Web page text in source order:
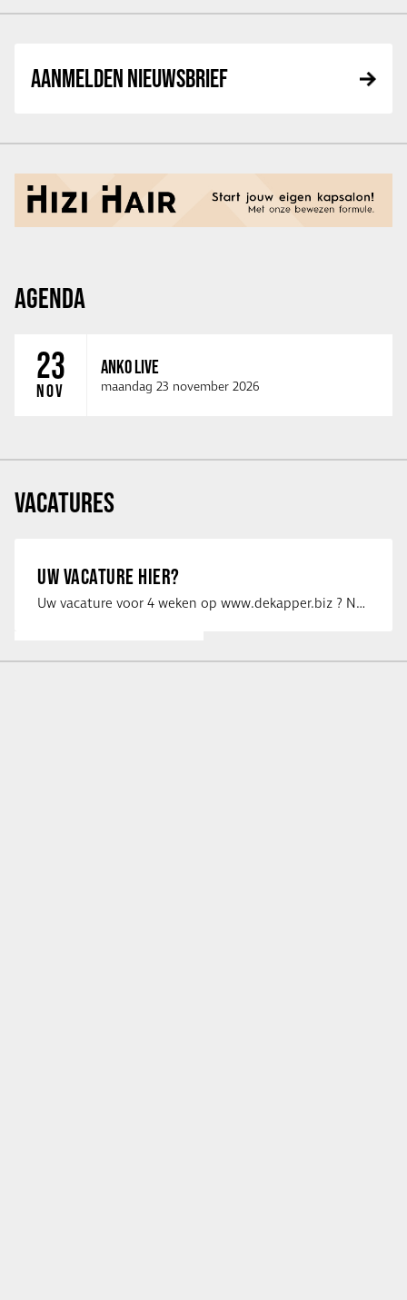
AANMELDEN NIEUWSBRIEF
AGENDA
23
NOV
ANKO LIVE
maandag 23 november 2026
VACATURES
UW VACATURE HIER?
Uw vacature voor 4 weken op www.dekapper.biz ? Neem dan contact op met Maaike …